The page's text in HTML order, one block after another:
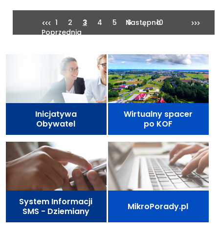
Poprzednia
1 2 3 4 5 6 ... 10
Następna
Inicjatywa
Obywatel
Wirtualny spacer
po KOF
System Informacji
SMS - Dziemiany
MikroPorady.pl